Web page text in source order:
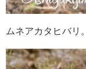
ムネアカタヒバリ。